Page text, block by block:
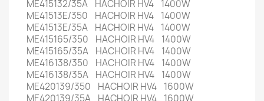
ME415132/35A HACHOIR HV4 1400W
ME41513E/350 HACHOIR HV4 1400W
ME41513E/35A HACHOIR HV4 1400W
ME415165/350 HACHOIR HV4 1400W
ME415165/35A HACHOIR HV4 1400W
ME416138/350 HACHOIR HV4 1400W
ME416138/35A HACHOIR HV4 1400W
ME420139/350 HACHOIR HV4 1600W
ME420139/35A HACHOIR HV4 1600W